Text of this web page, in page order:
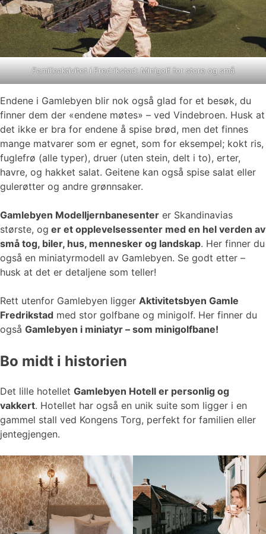
Familieaktivitet i Fredrikstad: Minigolf for store og små
Endene i Gamlebyen blir nok også glad for et besøk, du
finner dem der «endene møtes» – ved Vindebroen. Husk at
det ikke er bra for endene å spise brød, men det finnes
mange matvarer som er egnet, som for eksempel; kokt ris,
fuglefrø (alle typer), druer (uten stein, delt i to), erter,
havre, og hakket salat. Geitene kan også spise salat eller
gulerøtter og andre grønnsaker.
Gamlebyen Modelljernbanesenter er Skandinavias
største, og er et opplevelsessenter med en hel verden av
små tog, biler, hus, mennesker og landskap. Her finner du
også en miniatyrmodell av Gamlebyen. Se godt etter –
husk at det er detaljene som teller!
Rett utenfor Gamlebyen ligger Aktivitetsbyen Gamle
Fredrikstad med stor golfbane og minigolf. Her finner du
også Gamlebyen i miniatyr – som minigolfbane!
Bo midt i historien
Det lille hotellet Gamlebyen Hotell er personlig og
vakkert. Hotellet har også en unik suite som ligger i en
gammel stall ved Kongens Torg, perfekt for familien eller
jentegjengen.